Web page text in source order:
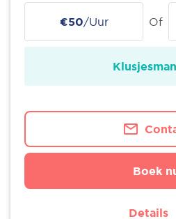
€50/Uur Of
Klusjesman
Boek
Details